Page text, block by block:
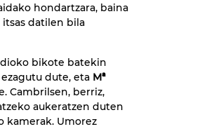
hondartzara, baina
itsas datilen bila
bikote batekin
ezagutu dute, eta Mª
Cambrilsen, berriz,
aukeratzen duten
kamerak. Umorez